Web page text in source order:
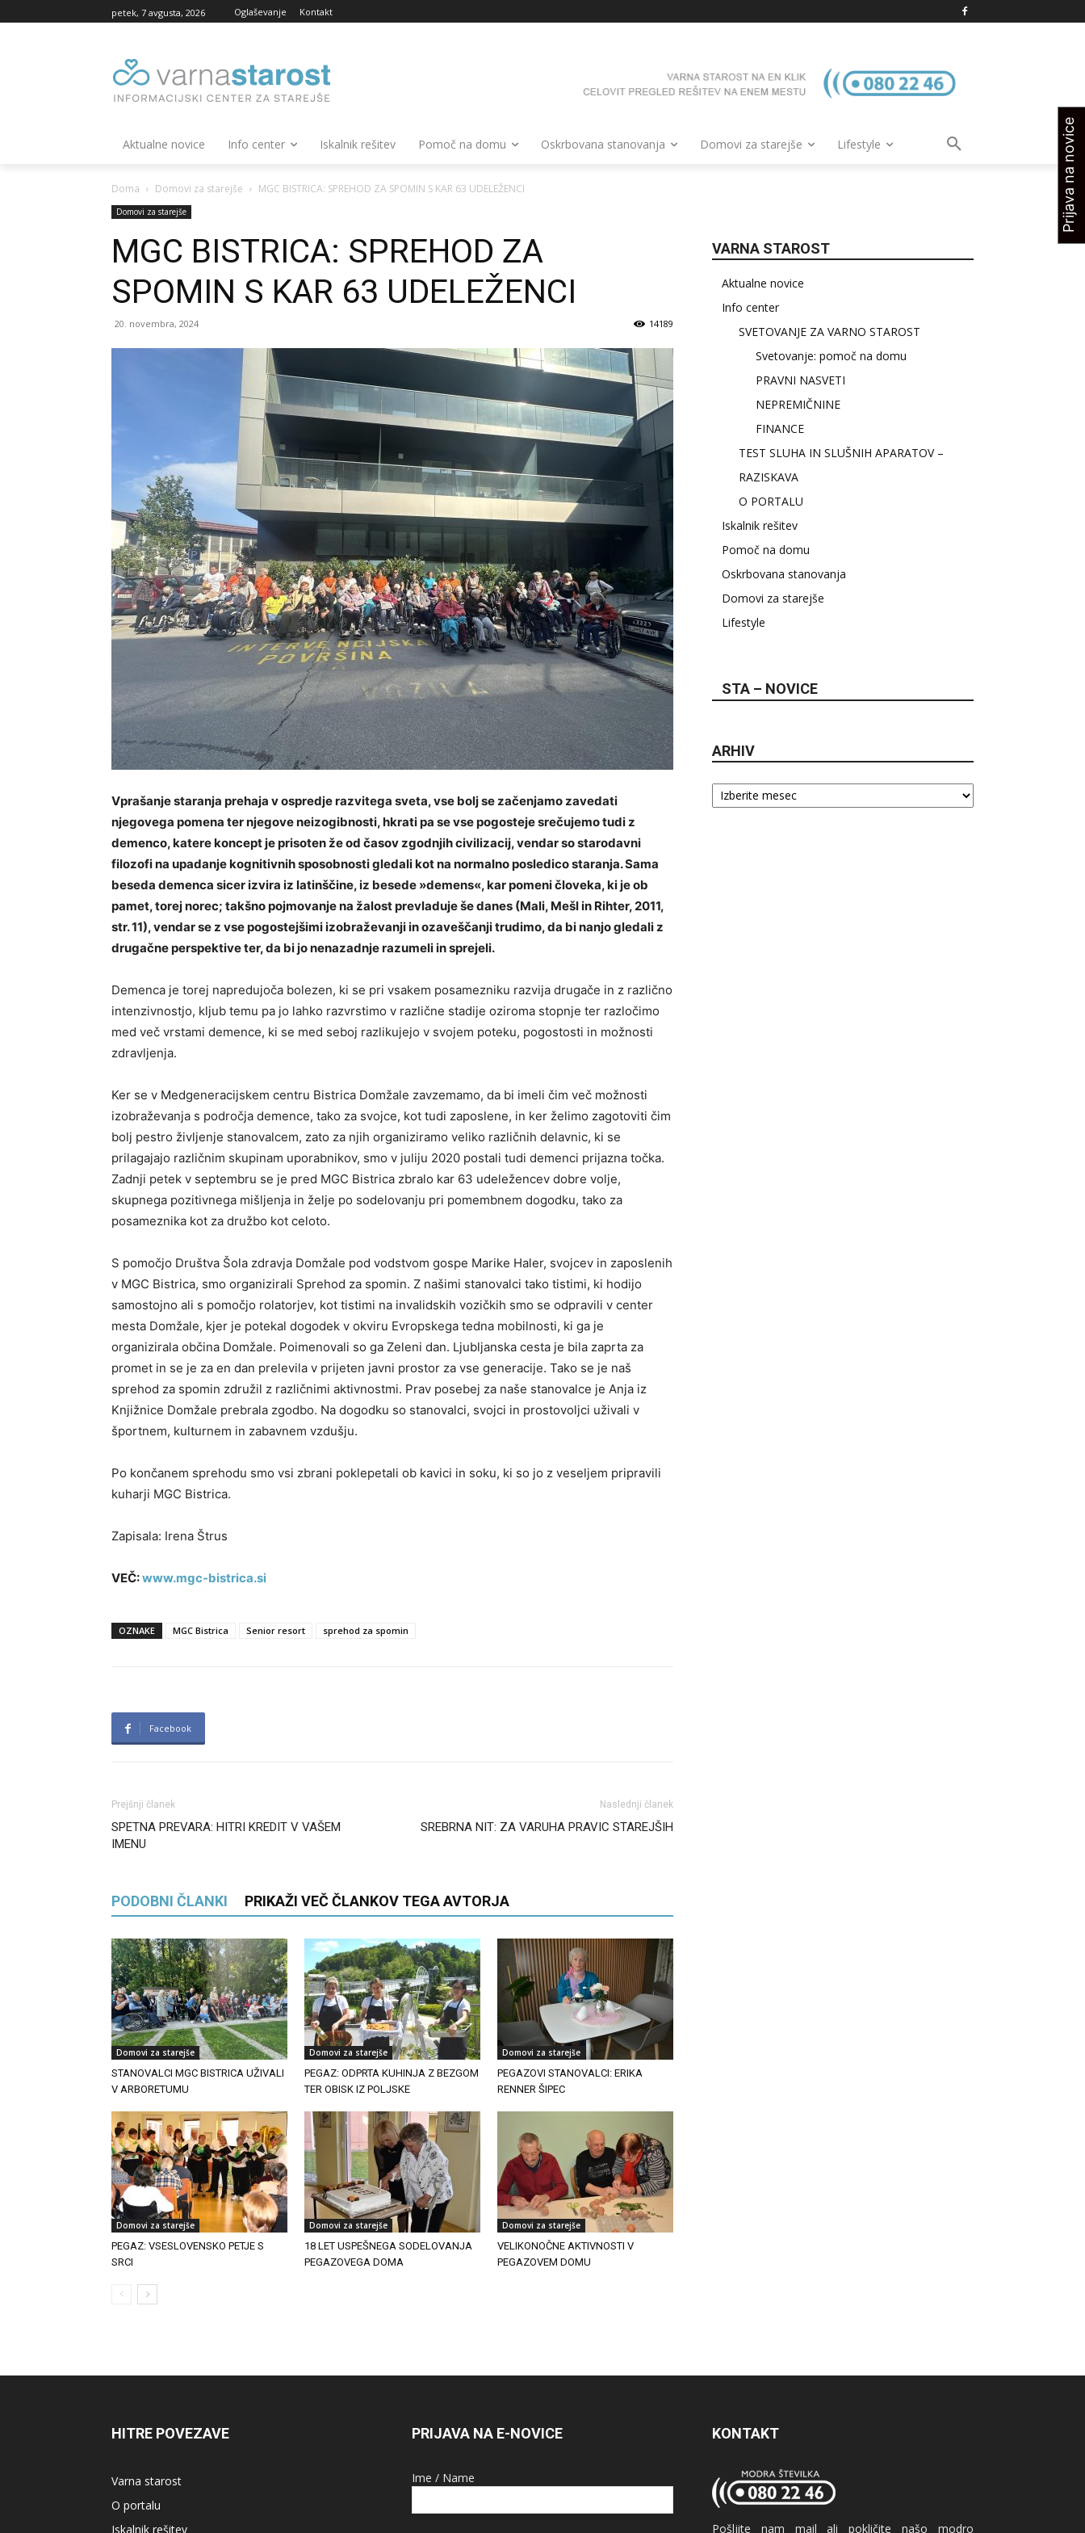
petek, 7 avgusta, 2026 Oglaševanje Kontakt
Aktualne novice Info center Iskalnik rešitev Pomoč na domu Oskrbovana stanovanja Domovi za starejše Lifestyle
Doma Domovi za starejše MGC BISTRICA: SPREHOD ZA SPOMIN S KAR 63 UDELEŽENCI
Domovi za starejše
MGC BISTRICA: SPREHOD ZA
SPOMIN S KAR 63 UDELEŽENCI
20. novembra, 2024 14189
Vprašanje staranja prehaja v ospredje razvitega sveta, vse bolj se začenjamo zavedati
njegovega pomena ter njegove neizogibnosti, hkrati pa se vse pogosteje srečujemo tudi z
demenco, katere koncept je prisoten že od časov zgodnjih civilizacij, vendar so starodavni
filozofi na upadanje kognitivnih sposobnosti gledali kot na normalno posledico staranja. Sama
beseda demenca sicer izvira iz latinščine, iz besede »demens«, kar pomeni človeka, ki je ob
pamet, torej norec; takšno pojmovanje na žalost prevladuje še danes (Mali, Mešl in Rihter, 2011,
str. 11), vendar se z vse pogostejšimi izobraževanji in ozaveščanji trudimo, da bi nanjo gledali z
drugačne perspektive ter, da bi jo nenazadnje razumeli in sprejeli.
Demenca je torej napredujoča bolezen, ki se pri vsakem posamezniku razvija drugače in z različno
intenzivnostjo, kljub temu pa jo lahko razvrstimo v različne stadije oziroma stopnje ter razločimo
med več vrstami demence, ki se med seboj razlikujejo v svojem poteku, pogostosti in možnosti
zdravljenja.
Ker se v Medgeneracijskem centru Bistrica Domžale zavzemamo, da bi imeli čim več možnosti
izobraževanja s področja demence, tako za svojce, kot tudi zaposlene, in ker želimo zagotoviti čim
bolj pestro življenje stanovalcem, zato za njih organiziramo veliko različnih delavnic, ki se
prilagajajo različnim skupinam uporabnikov, smo v juliju 2020 postali tudi demenci prijazna točka.
Zadnji petek v septembru se je pred MGC Bistrica zbralo kar 63 udeležencev dobre volje,
skupnega pozitivnega mišljenja in želje po sodelovanju pri pomembnem dogodku, tako za
posameznika kot za družbo kot celoto.
S pomočjo Društva Šola zdravja Domžale pod vodstvom gospe Marike Haler, svojcev in zaposlenih
v MGC Bistrica, smo organizirali Sprehod za spomin. Z našimi stanovalci tako tistimi, ki hodijo
samostojno ali s pomočjo rolatorjev, kot tistimi na invalidskih vozičkih smo se odpravili v center
mesta Domžale, kjer je potekal dogodek v okviru Evropskega tedna mobilnosti, ki ga je
organizirala občina Domžale. Poimenovali so ga Zeleni dan. Ljubljanska cesta je bila zaprta za
promet in se je za en dan prelevila v prijeten javni prostor za vse generacije. Tako se je naš
sprehod za spomin združil z različnimi aktivnostmi. Prav posebej za naše stanovalce je Anja iz
Knjižnice Domžale prebrala zgodbo. Na dogodku so stanovalci, svojci in prostovoljci uživali v
športnem, kulturnem in zabavnem vzdušju.
Po končanem sprehodu smo vsi zbrani poklepetali ob kavici in soku, ki so jo z veseljem pripravili
kuharji MGC Bistrica.
Zapisala: Irena Štrus
VEČ:www.mgc-bistrica.si
OZNAKE MGC Bistrica Senior resort sprehod za spomin
Facebook
Prejšnji članek
SPETNA PREVARA: HITRI KREDIT V VAŠEM
IMENU
Naslednji članek
SREBRNA NIT: ZA VARUHA PRAVIC STAREJŠIH
PODOBNI ČLANKI PRIKAŽI VEČ ČLANKOV TEGA AVTORJA
Domovi za starejše
STANOVALCI MGC BISTRICA UŽIVALI
V ARBORETUMU
Domovi za starejše
PEGAZ: ODPRTA KUHINJA Z BEZGOM
TER OBISK IZ POLJSKE
Domovi za starejše
PEGAZOVI STANOVALCI: ERIKA
RENNER ŠIPEC
Domovi za starejše
PEGAZ: VSESLOVENSKO PETJE S
SRCI
Domovi za starejše
18 LET USPEŠNEGA SODELOVANJA
PEGAZOVEGA DOMA
Domovi za starejše
VELIKONOČNE AKTIVNOSTI V
PEGAZOVEM DOMU
VARNA STAROST
Aktualne novice
Info center
SVETOVANJE ZA VARNO STAROST
Svetovanje: pomoč na domu
PRAVNI NASVETI
NEPREMIČNINE
FINANCE
TEST SLUHA IN SLUŠNIH APARATOV –
RAZISKAVA
O PORTALU
Iskalnik rešitev
Pomoč na domu
Oskrbovana stanovanja
Domovi za starejše
Lifestyle
STA – NOVICE
ARHIV
Arhiv
HITRE POVEZAVE
Varna starost
O portalu
Iskalnik rešitev
PRIJAVA NA E-NOVICE
Ime / Name
KONTAKT
Pošljite nam mail ali pokličite našo modro
Prijava na novice